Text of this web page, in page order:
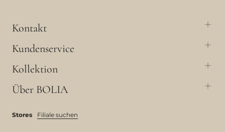
Kontakt
Kundenservice
Kollektion
Über BOLIA
Stores Filiale suchen